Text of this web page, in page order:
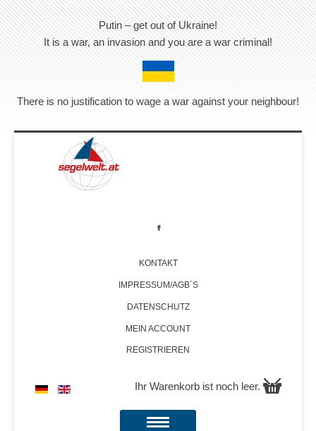
Putin – get out of Ukraine!
It is a war, an invasion and you are a war criminal!
There is no justification to wage a war against your neighbour!
KONTAKT
IMPRESSUM/AGB´S
DATENSCHUTZ
MEIN ACCOUNT
REGISTRIEREN
Ihr Warenkorb ist noch leer.